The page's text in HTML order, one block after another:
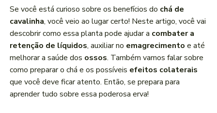
d
o
r
d
e
á
u
d
Se você está curioso sobre os benefícios do chá de
cavalinha, você veio ao lugar certo! Neste artigo, você vai
descobrir como essa planta pode ajudar a combater a
retenção de líquidos, auxiliar no emagrecimento e até
melhorar a saúde dos ossos. Também vamos falar sobre
como preparar o chá e os possíveis efeitos colaterais
que você deve ficar atento. Então, se prepara para
aprender tudo sobre essa poderosa erva!